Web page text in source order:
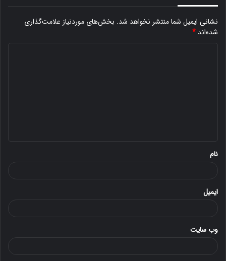
نشانی ایمیل شما منتشر نخواهد شد. بخش‌های موردنیاز علامت‌گذاری
شده‌اند *
نام
ایمیل
وب‌ سایت